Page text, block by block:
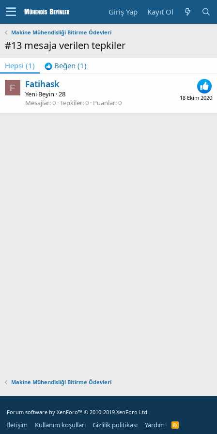
Giriş Yap Kayıt Ol
Makine Mühendisliği Bitirme Ödevleri
#13 mesaja verilen tepkiler
Hepsi (1) Beğen (1)
F
18 Ekim 2020
Fatihask
Yeni Beyin ·28
Mesajlar 0 Tepkiler 0 Puanlar 0
Makine Mühendisliği Bitirme Ödevleri
Forum software by XenForo™ © 2010-2019 XenForo Ltd.
İletişim Kullanım koşulları Gizlilik politikası Yardım
R